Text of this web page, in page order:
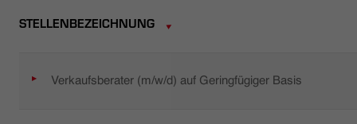
STELLENBEZEICHNUNG
Verkaufsberater (m/w/d) auf Geringfügiger Basis